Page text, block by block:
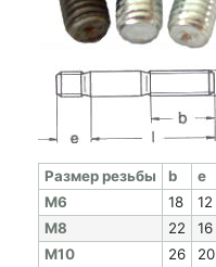
Раз­мер резь­бы b
e
M6
18
12
M8
22
16
M10
26
20